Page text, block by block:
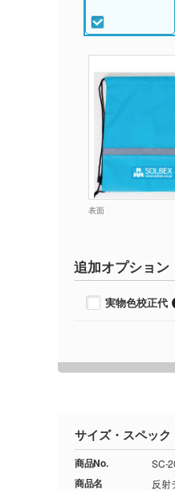
表面
追加オプション
実物色校正代
サイズ・スペック
商品No. SC-
商品名 反射